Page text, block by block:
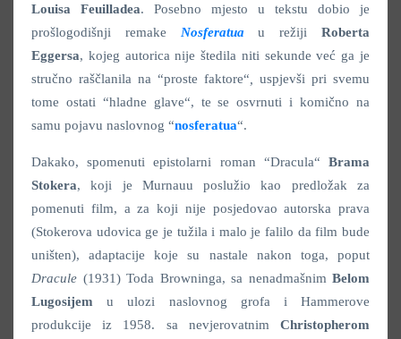
Louisa Feuilladea. Posebno mjesto u tekstu dobio je
prošlogodišnji remake Nosferatuau režijiRoberta
Eggersa, kojeg autorica nije štedila niti sekunde već ga je
stručno raščlanila na “proste faktore“
uspjevši pri svemu
tome ostati “hladne glave“, te se osvrnuti i komično na
samu pojavu naslovnog “nosferatua“.
Dakako, spomenuti epistolarni roman “Dracula“ Brama
Stokera, koji je Murnauu poslužio kao predložak za
pomenuti film, a za koji nije posjedovao autorska prava
(Stokerova udovica ge je tužila i malo je falilo da film bude
uništen), adaptacije koje su nastale nakon toga, poput
Dracule (1931) Toda Browninga, sa nenadmašnim Belom
Lugosijem u ulozi naslovnog grofa i Hammerove
produkcije iz 1958. sa nevjerovatnim Christopherom